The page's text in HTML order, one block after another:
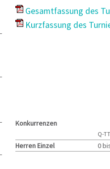
Gesamtfassung des
Kurzfassung des
Konkurrenzen
Q-
Herren Einzel 0